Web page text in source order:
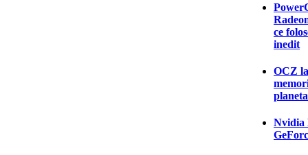
ce
inedit
OCZ
planeta
Nvidia